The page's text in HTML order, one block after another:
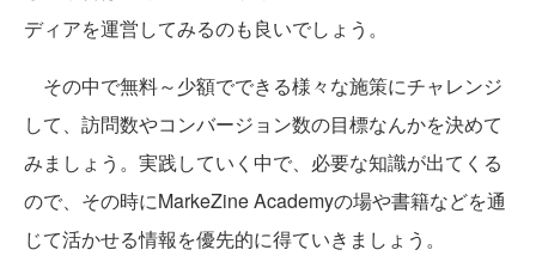
ディアを運営してみるのも良いでしょう。
その中で無料～少額でできる様々な施策にチャレンジ
して、訪問数やコンバージョン数の目標なんかを決めて
みましょう。実践していく中で、必要な知識が出てくる
ので、その時にMarkeZine Academyの場や書籍などを通
じて活かせる情報を優先的に得ていきましょう。